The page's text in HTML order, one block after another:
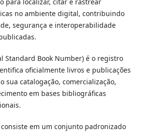
no ambiente digital, contribuindo
segurança e interoperabilidade
Standard Book Number) é o registro
oficialmente livros e publicações
sua catalogação, comercialização,
em bases bibliográficas
em um conjunto padronizado